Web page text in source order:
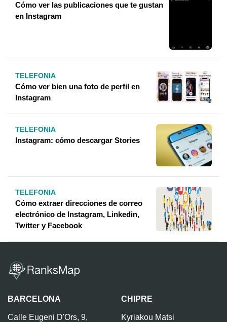
Cómo ver las publicaciones que te gustan
en Instagram
TELEFONIA
Cómo ver bien una foto de perfil en
Instagram
TELEFONIA
Instagram: cómo descargar Stories
TELEFONIA
Cómo extraer direcciones de correo
electrónico de Instagram, Linkedin,
Twitter y Facebook
BARCELONA
Calle Eugeni D'Ors, 9,
CHIPRE
Kyriakou Matsi